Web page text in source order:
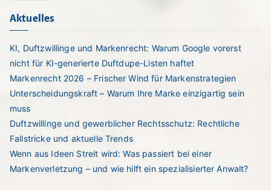
Aktuelles
KI, Duftzwillinge und Markenrecht: Warum Google vorerst
nicht für KI-generierte Duftdupe-Listen haftet
Markenrecht 2026 – Frischer Wind für Markenstrategien
Unterscheidungskraft – Warum Ihre Marke einzigartig sein
muss
Duftzwillinge und gewerblicher Rechtsschutz: Rechtliche
Fallstricke und aktuelle Trends
Wenn aus Ideen Streit wird: Was passiert bei einer
Markenverletzung – und wie hilft ein spezialisierter Anwalt?